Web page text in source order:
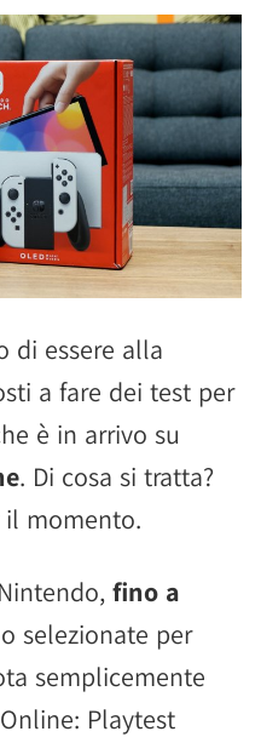
di essere alla
a fare dei test per
è in arrivo su
. Di cosa si tratta?
il momento.
fino a
selezionate per
semplicemente
Playtest